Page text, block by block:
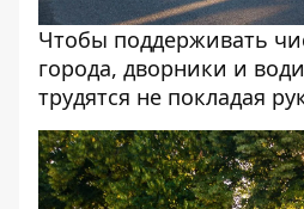
Чтобы поддерживать
города, дворники и
трудятся не покладая